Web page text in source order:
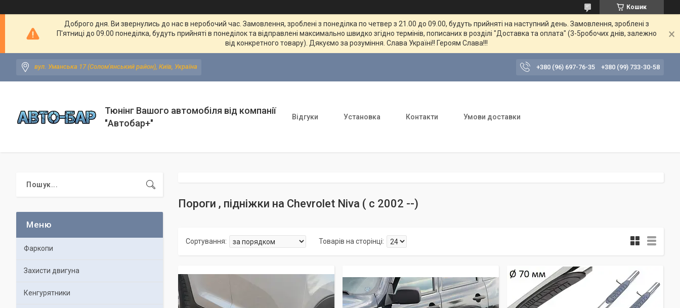
Кошик
Доброго дня. Ви звернулись до нас в неробочий час. Замовлення, зроблені з понеділка по четвер з 21.00 до 09.00, будуть прийняті на наступний день. Замовлення, зроблені з
П'ятниці до 09.00 понеділка, будуть прийняті в понеділок та відправлені максимально швидко згідно термінів, пописаних в розділі "Доставка та оплата" (3-5робочих днів, залежно
від конкретного товару). Дякуємо за розуміння. Слава Україні!! Героям Слава!!!
вул. Уманська 17 (Солом'янський район), Київ, Україна +380 (96) 697-76-35 +380 (99) 733-30-58
Тюнінг Вашого автомобіля від компанії
"Автобар+"
Відгуки Установка Контакти Умови доставки
Пороги , підніжки на Chevrolet Niva ( c 2002 --)
Фаркопи
Захисти двигуна
Кенгурятники